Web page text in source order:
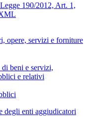
190/2012, Art. 1,
opere, servizi e forniture
beni e servizi,
e relativi
degli enti aggiudicatori